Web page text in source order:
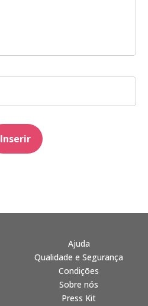
Inserir
Ajuda
Qualidade e Segurança
Condições
Sobre nós
Press Kit